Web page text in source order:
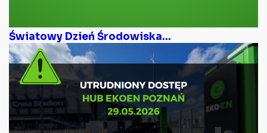
Światowy Dzień Środowiska...